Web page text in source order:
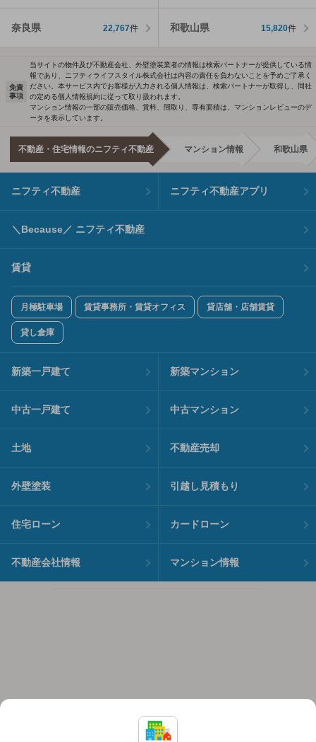
奈良県 22,767件 和歌山県 15,820件
免責
事項
当サイトの物件及び不動産会社、外壁塗装業者の情報は検索パートナーが提供している情
報であり、ニフティライフスタイル株式会社は内容の責任を負わないことを予めご了承く
ださい。本サービス内でお客様が入力される個人情報は、検索パートナーが取得し、同社
の定める個人情報規約に従って取り扱われます。
マンション情報の一部の販売価格、賃料、間取り、専有面積は、マンションレビューのデ
ータを表示しています。
不動産・住宅情報のニフティ不動産 マンション情報 和歌山県
ニフティ不動産 ニフティ不動産アプリ
＼Because／ ニフティ不動産
賃貸
月極駐車場 賃貸事務所・賃貸オフィス 貸店舗・店舗賃貸
貸し倉庫
新築一戸建て 新築マンション
中古一戸建て 中古マンション
土地 不動産売却
外壁塗装 引越し見積もり
住宅ローン カードローン
不動産会社情報 マンション情報